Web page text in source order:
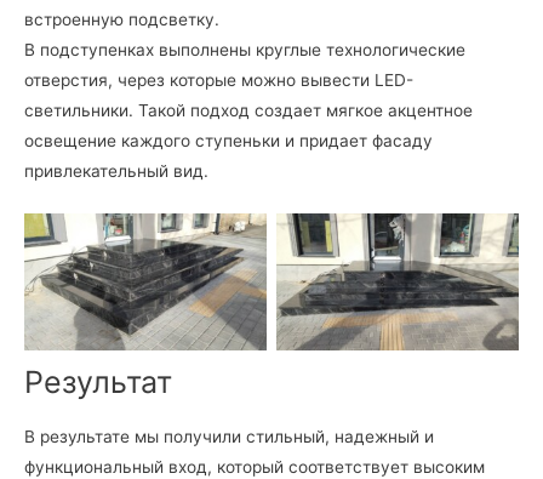
встроенную подсветку.
В подступенках выполнены круглые технологические
отверстия, через которые можно вывести LED-
светильники. Такой подход создает мягкое акцентное
освещение каждого ступеньки и придает фасаду
привлекательный вид.
Лестница из
полированного гранита
Лестница из
полированного гранита
Pantera Grey
Результат
В результате мы получили стильный, надежный и
функциональный вход, который соответствует высоким